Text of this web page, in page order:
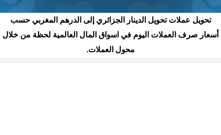
تحويل عملات تحويل الدينار الجزائري إلى الدرهم المغربي حسب
أسعار صرف العملات اليوم في اسواق المال العالمية لحظة من خلال
محول العملات.